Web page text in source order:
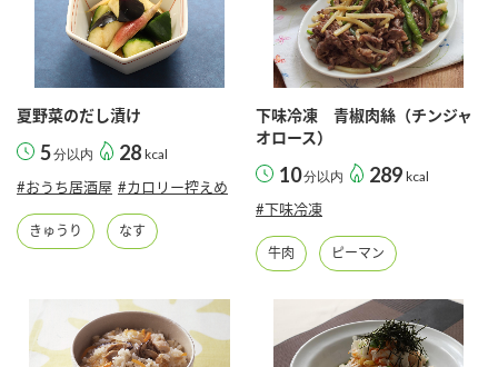
納豆 Fibee
スペシャルサイト
お酢を知ろう！
すしラボ
ぽん酢サワー
納豆の豆知識
鍋奉行マニュアル
ロングセラー商品 ＋ おすすめレシピ
人気商品 ＋ おすすめレシピ
各部門が大切にしていること
おいしさと健康への取り組み
キッザニア東京「ぽん酢工房」
よくあるご質問
お問い合わせ
ミツカン公式通販
夏野菜のだし漬け
5分以内 28 kcal
#おうち居酒屋 #カロリー控えめ
きゅうり なす
下味冷凍 青椒肉絲（チンジャ
オロース）
10分以内 289 kcal
#下味冷凍
牛肉 ピーマン